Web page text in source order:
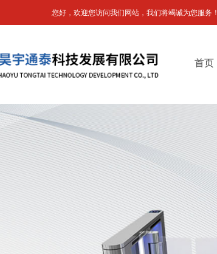
首页
您好，欢迎您访问我们网站，我们将竭诚为您服务！